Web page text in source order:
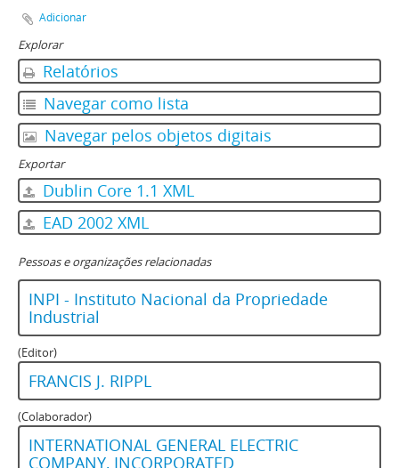
Adicionar
Explorar
Relatórios
Navegar como lista
Navegar pelos objetos digitais
Exportar
Dublin Core 1.1 XML
EAD 2002 XML
Pessoas e organizações relacionadas
INPI - Instituto Nacional da Propriedade
Industrial
(Editor)
FRANCIS J. RIPPL
(Colaborador)
INTERNATIONAL GENERAL ELECTRIC
COMPANY, INCORPORATED